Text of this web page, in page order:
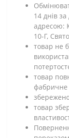
14 днів
адресою:
10-Г,
товар не
товар
фабричне
товар